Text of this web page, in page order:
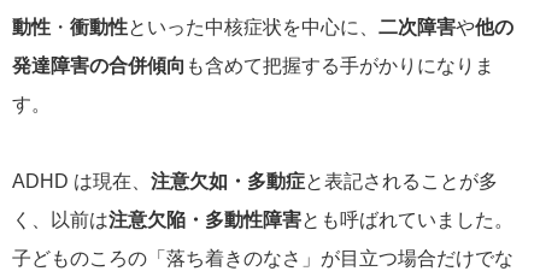
動性 ・ 衝動性といった中核症状を中心に、 二次障害や他の
発達障害の合併傾向 も含めて把握する手がかりになりま
す。
ADHD は現在、 注意欠如・多動症と表記されることが多
く、以前は注意欠陥・多動性障害とも呼ばれていました。
子どものころの「落ち着きのなさ」が目立つ場合だけでな